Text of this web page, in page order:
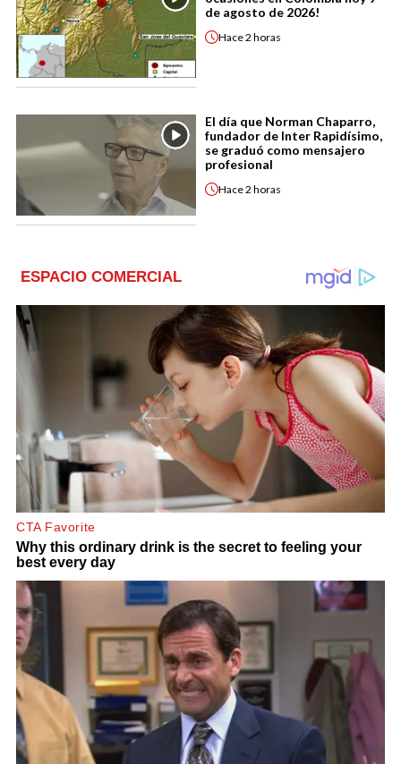
de agosto de 2026!
Hace2 horas
El día que Norman Chaparro,
fundador de Inter Rapidísimo,
se graduó como mensajero
profesional
Hace2 horas